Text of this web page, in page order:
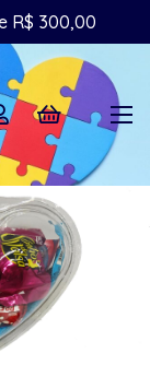
R$ 300,00